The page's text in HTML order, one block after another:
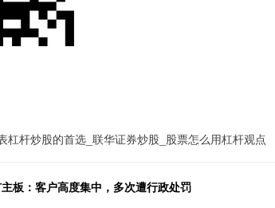
杠杆炒股的首选_联华证券炒股_股票怎么用杠杆观点
板：客户高度集中，多次遭行政处罚